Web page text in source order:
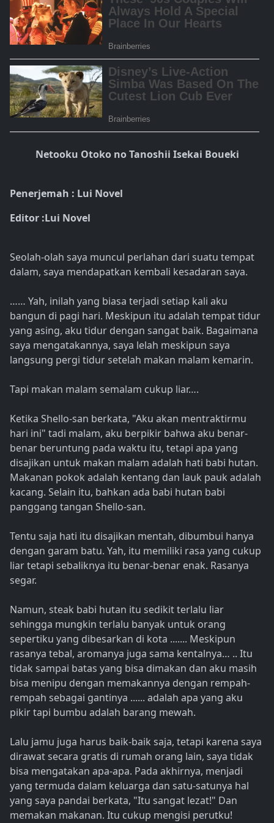
Netooku Otoko no Tanoshii Isekai Boueki
Penerjemah : Lui Novel
Editor :Lui Novel
Seolah-olah saya muncul perlahan dari suatu tempat
dalam, saya mendapatkan kembali kesadaran saya.
…… Yah, inilah yang biasa terjadi setiap kali aku
bangun di pagi hari. Meskipun itu adalah tempat tidur
yang asing, aku tidur dengan sangat baik. Bagaimana
saya mengatakannya, saya lelah meskipun saya
langsung pergi tidur setelah makan malam kemarin.
Tapi makan malam semalam cukup liar….
Ketika Shello-san berkata, "Aku akan mentraktirmu
hari ini" tadi malam, aku berpikir bahwa aku benar-
benar beruntung pada waktu itu, tetapi apa yang
disajikan untuk makan malam adalah hati babi hutan.
Makanan pokok adalah kentang dan lauk pauk adalah
kacang. Selain itu, bahkan ada babi hutan babi
panggang tangan Shello-san.
Tentu saja hati itu disajikan mentah, dibumbui hanya
dengan garam batu. Yah, itu memiliki rasa yang cukup
liar tetapi sebaliknya itu benar-benar enak. Rasanya
segar.
Namun, steak babi hutan itu sedikit terlalu liar
sehingga mungkin terlalu banyak untuk orang
sepertiku yang dibesarkan di kota ....... Meskipun
rasanya tebal, aromanya juga sama kentalnya… .. Itu
tidak sampai batas yang bisa dimakan dan aku masih
bisa menipu dengan memakannya dengan rempah-
rempah sebagai gantinya ...... adalah apa yang aku
pikir tapi bumbu adalah barang mewah.
Lalu jamu juga harus baik-baik saja, tetapi karena saya
dirawat secara gratis di rumah orang lain, saya tidak
bisa mengatakan apa-apa. Pada akhirnya, menjadi
yang termuda dalam keluarga dan satu-satunya hal
yang saya pandai berkata, "Itu sangat lezat!" Dan
memakan makanan. Itu cukup mengisi perutku!